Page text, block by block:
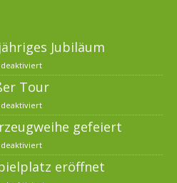
Jubiläum
Tour
gefeiert
eröffnet